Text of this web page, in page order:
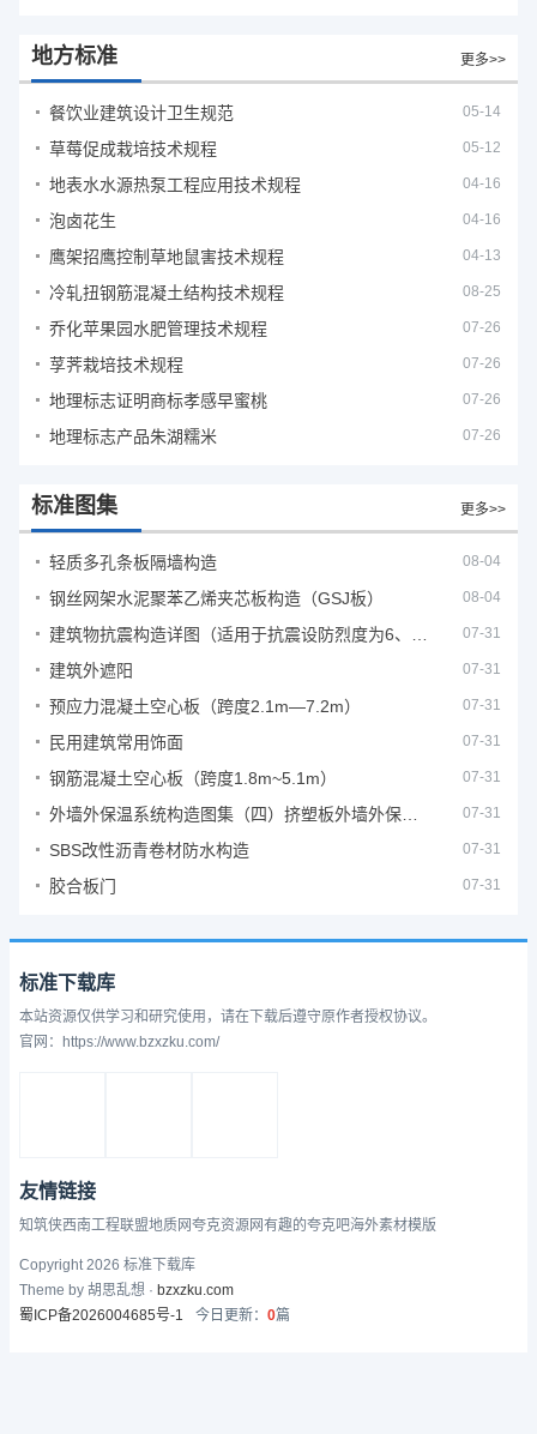
地方标准 更多>>
餐饮业建筑设计卫生规范 05-14
草莓促成栽培技术规程 05-12
地表水水源热泵工程应用技术规程 04-16
泡卤花生 04-16
鹰架招鹰控制草地鼠害技术规程 04-13
冷轧扭钢筋混凝土结构技术规程 08-25
乔化苹果园水肥管理技术规程 07-26
莩荠栽培技术规程 07-26
地理标志证明商标孝感早蜜桃 07-26
地理标志产品朱湖糯米 07-26
标准图集 更多>>
轻质多孔条板隔墙构造 08-04
钢丝网架水泥聚苯乙烯夹芯板构造（GSJ板） 08-04
07-31
建筑外遮阳 07-31
预应力混凝土空心板（跨度2.1m—7.2m） 07-31
民用建筑常用饰面 07-31
钢筋混凝土空心板（跨度1.8m~5.1m） 07-31
07-31
SBS改性沥青卷材防水构造 07-31
胶合板门 07-31
标准下载库
本站资源仅供学习和研究使用，请在下载后遵守原作者授权协议。
官网：https://www.bzxzku.com/
友情链接
知筑侠西南工程联盟地质网夸克资源网有趣的夸克吧海外素材模版
Copyright 2026 标准下载库
Theme by 胡思乱想 · bzxzku.com
蜀ICP备2026004685号-1
今日更新： 0篇